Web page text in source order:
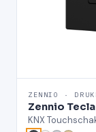
ZENNIO ·
Zennio
KNX